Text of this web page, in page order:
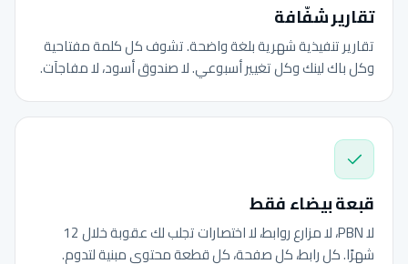
تقارير شفّافة
تقارير تنفيذية شهرية بلغة واضحة. تشوف كل كلمة مفتاحية
وكل باك لينك وكل تغيير أسبوعي. لا صندوق أسود، لا مفاجآت.
قبعة بيضاء فقط
لا PBN، لا مزارع روابط، لا اختصارات تجلب لك عقوبة خلال 12
شهرًا. كل رابط، كل صفحة، كل قطعة محتوى مبنية لتدوم.